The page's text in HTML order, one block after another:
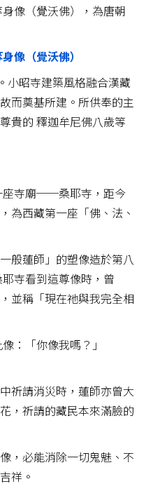
像（覺沃佛），為唐朝
像（覺沃佛）
小昭寺建築風格融合漢藏
而奠基所建。所供奉的主
貴的 釋迦牟尼佛八歲等
座寺廟──桑耶寺，距今
為西藏第一座「佛、法、
般蓮師」的塑像造於第八
寺看到這尊像時，曾
並稱「現在祂與我完全相
：「你像我嗎？」
祈請消災時，蓮師亦曾大
，祈請的藏民本來滿臉的
，必能消除一切鬼魅、不
祥。